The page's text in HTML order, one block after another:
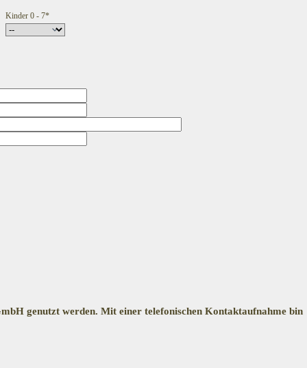
Kinder 0 - 7*
genutzt werden. Mit einer telefonischen Kontaktaufnahme bin